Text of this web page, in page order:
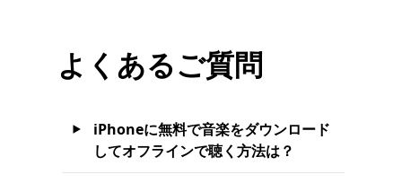
よくあるご質問
iPhoneに無料で音楽をダウンロード
してオフラインで聴く方法は？